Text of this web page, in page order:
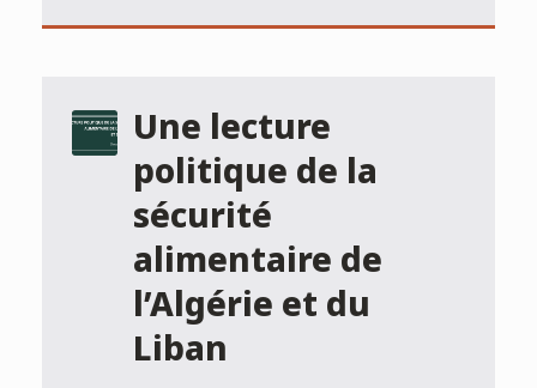
Une lecture
politique de la
sécurité
alimentaire de
l’Algérie et du
Liban